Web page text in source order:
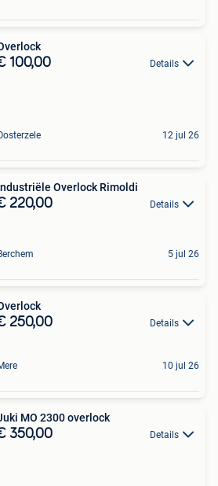
100,00 Details
12 jul 26
Overlock Rimoldi
220,00 Details
5 jul 26
250,00 Details
10 jul 26
MO 2300 overlock
350,00 Details